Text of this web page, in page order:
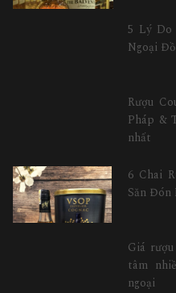
5 Lý Do
Ngoại
Rượu
Pháp &
nhất
6 Chai
Săn Đón
Giá
tâm
ngoại